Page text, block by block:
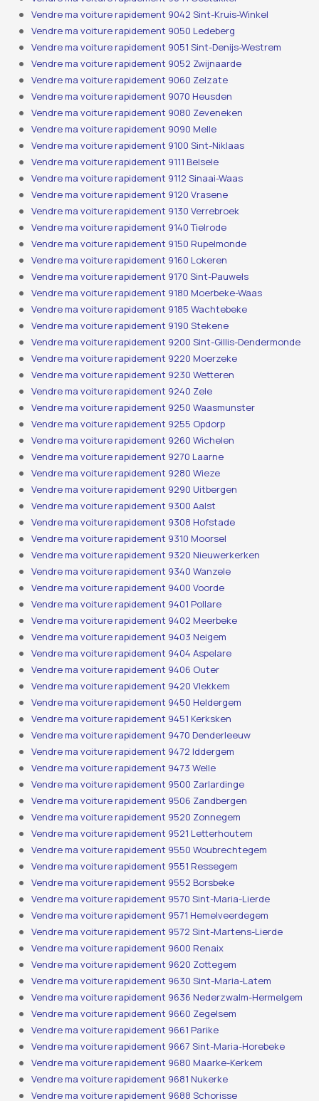
Vendre ma voiture rapidement 9042 Sint-Kruis-Winkel
Vendre ma voiture rapidement 9050 Ledeberg
Vendre ma voiture rapidement 9051 Sint-Denijs-Westrem
Vendre ma voiture rapidement 9052 Zwijnaarde
Vendre ma voiture rapidement 9060 Zelzate
Vendre ma voiture rapidement 9070 Heusden
Vendre ma voiture rapidement 9080 Zeveneken
Vendre ma voiture rapidement 9090 Melle
Vendre ma voiture rapidement 9100 Sint-Niklaas
Vendre ma voiture rapidement 9111 Belsele
Vendre ma voiture rapidement 9112 Sinaai-Waas
Vendre ma voiture rapidement 9120 Vrasene
Vendre ma voiture rapidement 9130 Verrebroek
Vendre ma voiture rapidement 9140 Tielrode
Vendre ma voiture rapidement 9150 Rupelmonde
Vendre ma voiture rapidement 9160 Lokeren
Vendre ma voiture rapidement 9170 Sint-Pauwels
Vendre ma voiture rapidement 9180 Moerbeke-Waas
Vendre ma voiture rapidement 9185 Wachtebeke
Vendre ma voiture rapidement 9190 Stekene
Vendre ma voiture rapidement 9200 Sint-Gillis-Dendermonde
Vendre ma voiture rapidement 9220 Moerzeke
Vendre ma voiture rapidement 9230 Wetteren
Vendre ma voiture rapidement 9240 Zele
Vendre ma voiture rapidement 9250 Waasmunster
Vendre ma voiture rapidement 9255 Opdorp
Vendre ma voiture rapidement 9260 Wichelen
Vendre ma voiture rapidement 9270 Laarne
Vendre ma voiture rapidement 9280 Wieze
Vendre ma voiture rapidement 9290 Uitbergen
Vendre ma voiture rapidement 9300 Aalst
Vendre ma voiture rapidement 9308 Hofstade
Vendre ma voiture rapidement 9310 Moorsel
Vendre ma voiture rapidement 9320 Nieuwerkerken
Vendre ma voiture rapidement 9340 Wanzele
Vendre ma voiture rapidement 9400 Voorde
Vendre ma voiture rapidement 9401 Pollare
Vendre ma voiture rapidement 9402 Meerbeke
Vendre ma voiture rapidement 9403 Neigem
Vendre ma voiture rapidement 9404 Aspelare
Vendre ma voiture rapidement 9406 Outer
Vendre ma voiture rapidement 9420 Vlekkem
Vendre ma voiture rapidement 9450 Heldergem
Vendre ma voiture rapidement 9451 Kerksken
Vendre ma voiture rapidement 9470 Denderleeuw
Vendre ma voiture rapidement 9472 Iddergem
Vendre ma voiture rapidement 9473 Welle
Vendre ma voiture rapidement 9500 Zarlardinge
Vendre ma voiture rapidement 9506 Zandbergen
Vendre ma voiture rapidement 9520 Zonnegem
Vendre ma voiture rapidement 9521 Letterhoutem
Vendre ma voiture rapidement 9550 Woubrechtegem
Vendre ma voiture rapidement 9551 Ressegem
Vendre ma voiture rapidement 9552 Borsbeke
Vendre ma voiture rapidement 9570 Sint-Maria-Lierde
Vendre ma voiture rapidement 9571 Hemelveerdegem
Vendre ma voiture rapidement 9572 Sint-Martens-Lierde
Vendre ma voiture rapidement 9600 Renaix
Vendre ma voiture rapidement 9620 Zottegem
Vendre ma voiture rapidement 9630 Sint-Maria-Latem
Vendre ma voiture rapidement 9636 Nederzwalm-Hermelgem
Vendre ma voiture rapidement 9660 Zegelsem
Vendre ma voiture rapidement 9661 Parike
Vendre ma voiture rapidement 9667 Sint-Maria-Horebeke
Vendre ma voiture rapidement 9680 Maarke-Kerkem
Vendre ma voiture rapidement 9681 Nukerke
Vendre ma voiture rapidement 9688 Schorisse